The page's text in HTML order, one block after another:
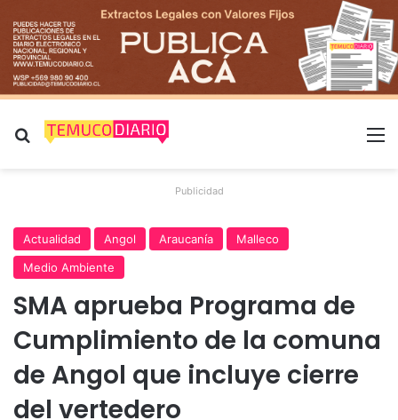
Buscar por
Publicidad
Actualidad Angol Araucanía
Malleco
Medio Ambiente
SMA aprueba Programa de
Cumplimiento de la comuna
de Angol que incluye cierre
del vertedero